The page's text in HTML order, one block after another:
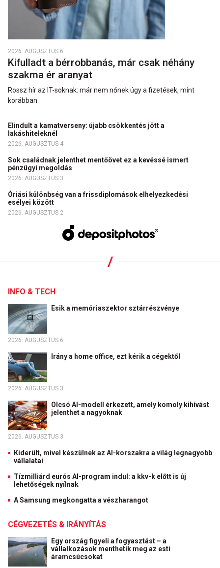
2026. AUGUSZTUS 6.
Kifulladt a bérrobbanás, már csak néhány
szakma ér aranyat
Rossz hír az IT-soknak: már nem nőnek úgy a fizetések, mint
korábban.
Elindult a kamatverseny: újabb csökkentés jött a
lakáshiteleknél
2026. AUGUSZTUS 4.
Sok családnak jelenthet mentőövet ez a kevéssé ismert
pénzügyi megoldás
2026. AUGUSZTUS 3.
Óriási különbség van a frissdiplomások elhelyezkedési
esélyei között
2026. AUGUSZTUS 2.
INFO & TECH
Esik a memóriaszektor sztárrészvénye
2026. AUGUSZTUS 6.
Irány a home office, ezt kérik a cégektől
2026. AUGUSZTUS 3.
Olcsó AI-modell érkezett, amely komoly kihívást
jelenthet a nagyoknak
2026. AUGUSZTUS 3.
Kiderült, mivel készülnek az AI-korszakra a világ legnagyobb
vállalatai
Tízmilliárd eurós AI-program indul: a kkv-k előtt is új
lehetőségek nyílnak
A Samsung megkongatta a vészharangot
CÉGVEZETÉS & IRÁNYÍTÁS
Egy ország figyeli a fogyasztást – a
vállalkozások menthetik meg az esti
áramcsúcsokat